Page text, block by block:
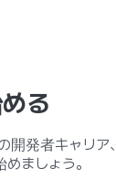
る
開発者キャリア、
ましょう。